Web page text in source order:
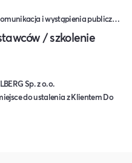
Zarządzanie • Sprzedaż • Komunikacja i wystąpienia publiczne • Rozwój osobisty • Turystyka i podróże • Wydarzenia zamknięte • Marketing • Biznes i Przedsiędsiębiorczość • Nauka i Edukacja • Polityka i Gospodarka • Dieta, Odżywianie i Degustacje • IT i Nowe technologie
/ szkolenie
Sp. z o.o.
do ustalenia z Klientem Do